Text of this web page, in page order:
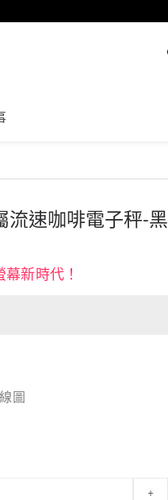
流速咖啡電子秤-黑
新時代！
圖
+